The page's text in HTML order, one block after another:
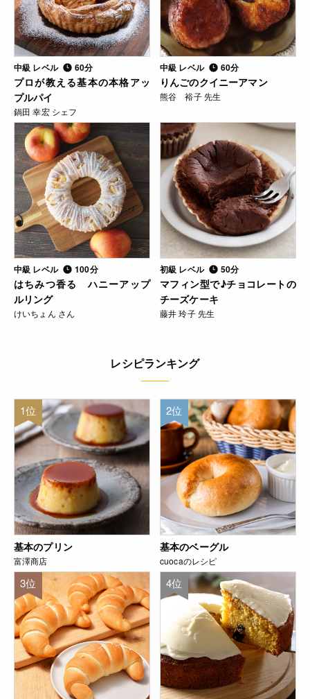
中級 レベル 60分
プロが教える基本の本格アッ
プルパイ
鍋田 幸宏 シェフ
中級 レベル 60分
りんごのクイニーアマン
熊谷 裕子 先生
中級 レベル 100分
はちみつ香る ハニーアップ
ルリング
けいちょん さん
初級 レベル 50分
マフィン型で♪チョコレートの
チーズケーキ
藤井 玲子 先生
レシピランキング
1位
基本のプリン
富澤商店
2位
基本のベーグル
cuocaのレシピ
3位 4位